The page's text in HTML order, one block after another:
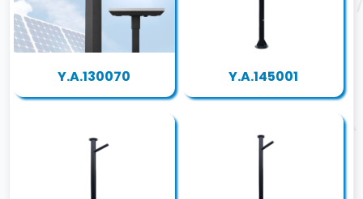
Y.A.130070 Y.A.145001